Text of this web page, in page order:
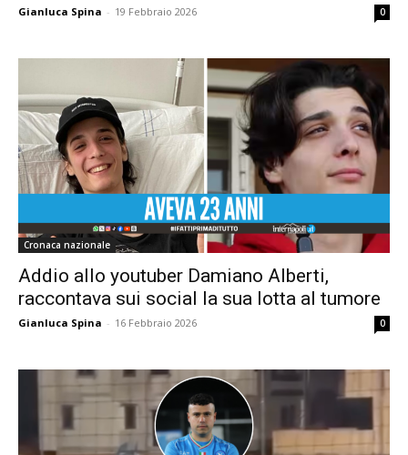
Gianluca Spina - 19 Febbraio 2026 0
Cronaca nazionale
Addio allo youtuber Damiano Alberti,
raccontava sui social la sua lotta al tumore
Gianluca Spina - 16 Febbraio 2026 0